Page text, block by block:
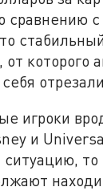
сравнению
от которого
игроки
и
ситуацию,